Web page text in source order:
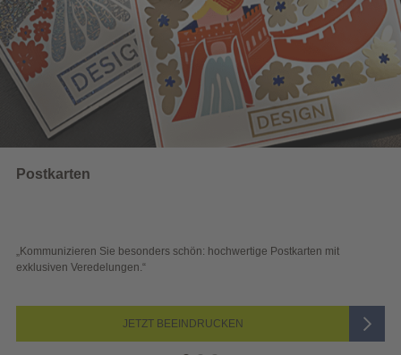
schön: hochwertige Postkarten mit
„Sichtbar und wirkungsvoll –